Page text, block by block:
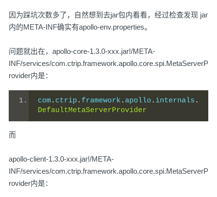
因为踩坑次数多了，自然想到去jar包内看看，经过检查发现 jar
内的META-INF确实有apollo-env.properties。
问题就出在，apollo-core-1.3.0-xxx.jar!/META-
INF/services/com.ctrip.framework.apollo.core.spi.MetaServerP
rovider内是：
com. ctrip . framework . apollo . internals .
DefaultMetaServerProvider
而
apollo-client-1.3.0-xxx.jar!/META-
INF/services/com.ctrip.framework.apollo.core.spi.MetaServerP
rovider内是：